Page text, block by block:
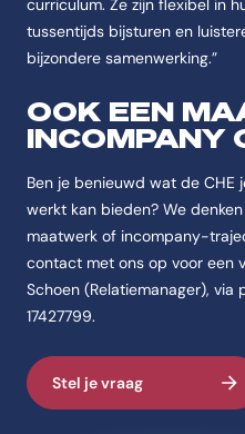
curriculum. Ze zijn flexibel in
tussentijds bijsturen en
bijzondere samenwerking.”
OOK EEN
INCOMPANY
Ben je benieuwd wat de CHE
werkt kan bieden? We
maatwerk of incompany-
contact met ons op voor een
Schoen (Relatiemanager),
17427799.
Stel je vraag